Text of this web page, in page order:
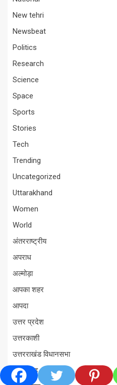
New tehri
Newsbeat
Politics
Research
Science
Space
Sports
Stories
Tech
Trending
Uncategorized
Uttarakhand
Women
World
अंतरराष्ट्रीय
अपराध
अल्मोड़ा
आपका शहर
आपदा
उत्तर प्रदेश
उत्तरकाशी
उत्तरराखंड विधानसभा
उत्तराखंड